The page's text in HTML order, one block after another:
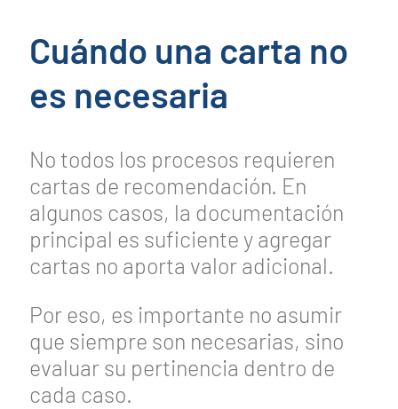
Cuándo una carta no
es necesaria
No todos los procesos requieren
cartas de recomendación. En
algunos casos, la documentación
principal es suficiente y agregar
cartas no aporta valor adicional.
Por eso, es importante no asumir
que siempre son necesarias, sino
evaluar su pertinencia dentro de
cada caso.